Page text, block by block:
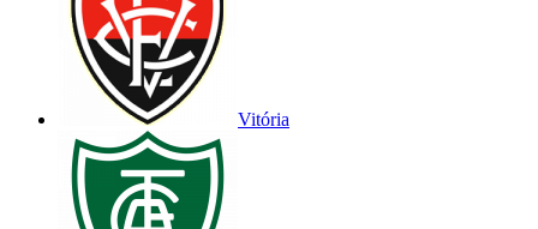
Vitória